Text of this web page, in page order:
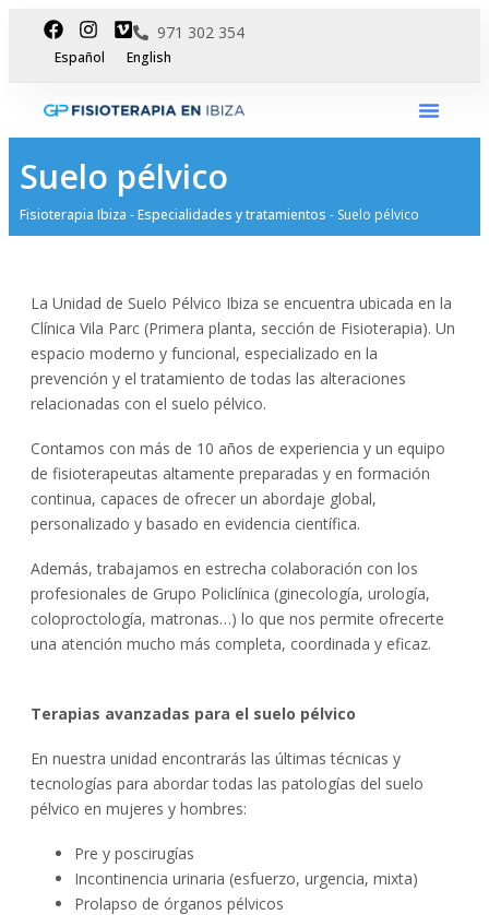
971 302 354
Español English
Suelo pélvico
Fisioterapia Ibiza -Especialidades y tratamientos - Suelo pélvico
La Unidad de Suelo Pélvico Ibiza se encuentra ubicada en la
Clínica Vila Parc (Primera planta, sección de Fisioterapia). Un
espacio moderno y funcional, especializado en la
prevención y el tratamiento de todas las alteraciones
relacionadas con el suelo pélvico.
Contamos con más de 10 años de experiencia y un equipo
de fisioterapeutas altamente preparadas y en formación
continua, capaces de ofrecer un abordaje global,
personalizado y basado en evidencia científica.
Además, trabajamos en estrecha colaboración con los
profesionales de Grupo Policlínica (ginecología, urología,
coloproctología, matronas…) lo que nos permite ofrecerte
una atención mucho más completa, coordinada y eficaz.
Terapias avanzadas para el suelo pélvico
En nuestra unidad encontrarás las últimas técnicas y
tecnologías para abordar todas las patologías del suelo
pélvico en mujeres y hombres:
Pre y poscirugías
Incontinencia urinaria (esfuerzo, urgencia, mixta)
Prolapso de órganos pélvicos